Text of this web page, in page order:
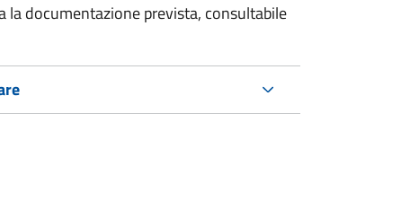
documentazione prevista, consultabile